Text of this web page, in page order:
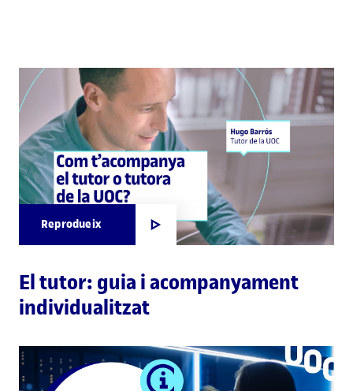
Reprodueix
El tutor: guia i acompanyament
individualitzat